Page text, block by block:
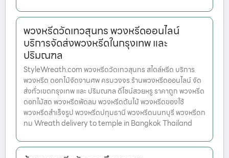
พวงหรีดวัดเทวสุนทร พวงหรีดออนไลน์
บริการจัดส่งพวงหรีดในกรุงเทพ และ
ปริมณฑล
StyleWreath.com พวงหรีดวัดเทวสุนทร สไตล์หรีด บริการ
พวงหรีด ดอกไม้จัดงานศพ ครบวงจร ร้านพวงหรีดออนไลน์ จัด
ส่งทั่วเขตกรุงเทพ และ ปริมณฑล ดีไซน์สวยหรู ราคาถูก พวงหรีด
ดอกไม้สด พวงหรีดพัดลม พวงหรีดต้นไม้ พวงหรีดของใช้
พวงหรีดสำเร็จรูป พวงหรีดปทุมธานี พวงหรีดนนทบุรี พวงหรีดก
ทม Wreath delivery to temple in Bangkok Thailand